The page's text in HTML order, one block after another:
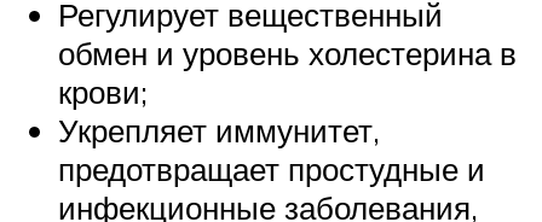
Регулирует вещественный
обмен и уровень холестерина в
крови;
Укрепляет иммунитет,
предотвращает простудные и
инфекционные заболевания,